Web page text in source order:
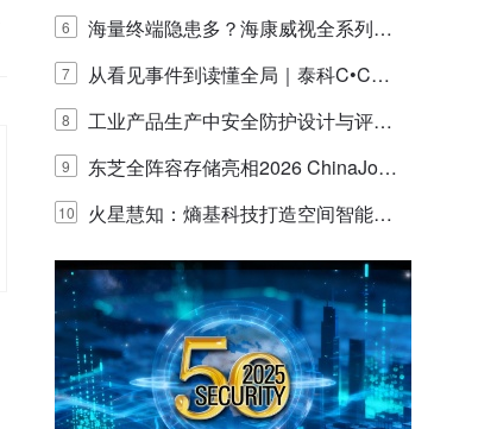
E IQ 3.20开启安防运营智能新时代
6
海量终端隐患多？海康威视全系列物
联安全产品，四层守护更放心！
7
从看见事件到读懂全局｜泰科C•CUR
E IQ 3.20开启安防运营智能新时代
8
工业产品生产中安全防护设计与评估
的实践与探讨
9
东芝全阵容存储亮相2026 ChinaJo
y，以海量数据底座赋能“与AI同游”新
体验
10
火星慧知：熵基科技打造空间智能时
代的认知中枢